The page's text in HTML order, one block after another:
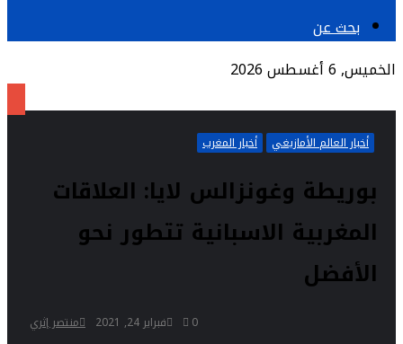
بحث عن
الخميس, 6 أغسطس 2026
أخبار العالم الأمازيغي أخبار المغرب
بوريطة وغونزالس لايا: العلاقات
المغربية الاسبانية تتطور نحو
الأفضل
منتصر إثري فبراير 24, 2021 0